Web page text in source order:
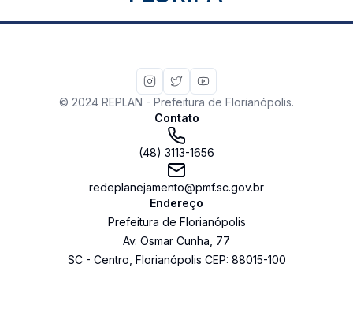
© 2024 REPLAN - Prefeitura de Florianópolis.
Contato
(48) 3113-1656
redeplanejamento@pmf.sc.gov.br
Endereço
Prefeitura de Florianópolis
Av. Osmar Cunha 77
SC- Centro Florianópolis CEP: 88015-100